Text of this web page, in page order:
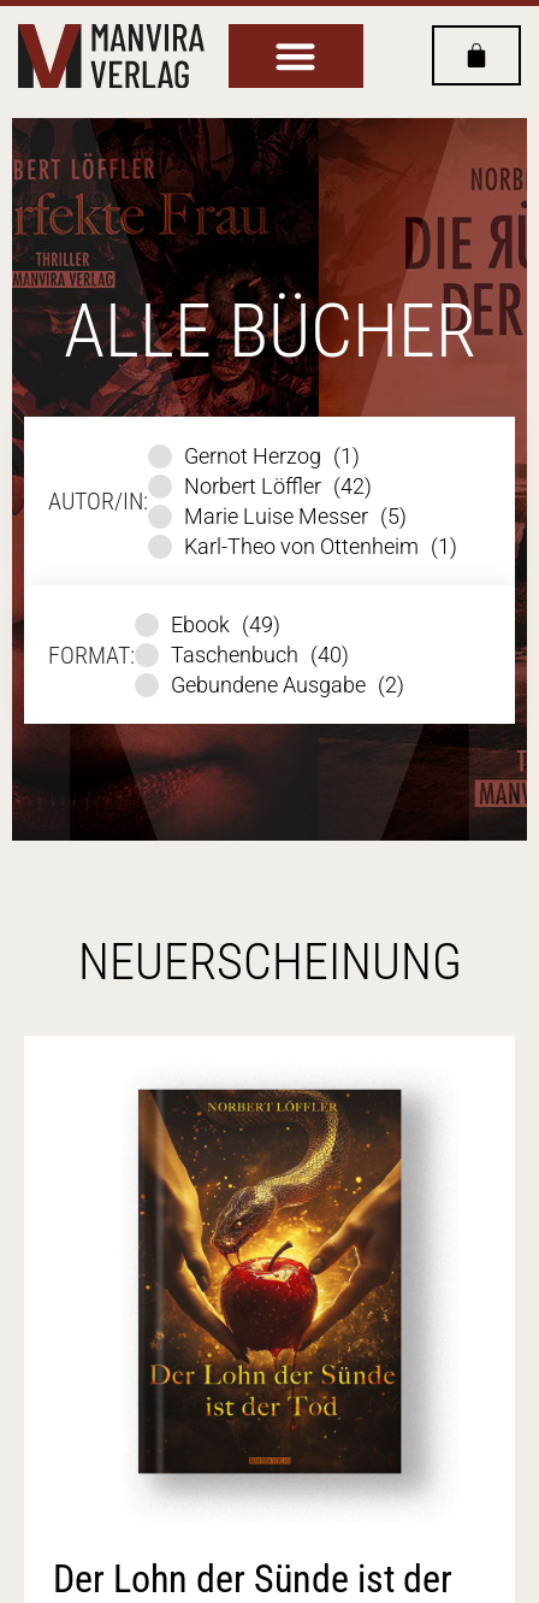
ALLE BÜCHER
AUTOR/IN:
Gernot Herzog (1)
Norbert Löffler (42)
Marie Luise Messer (5)
Karl-Theo von Ottenheim (1)
FORMAT:
Ebook (49)
Taschenbuch (40)
Gebundene Ausgabe (2)
NEU­ERSCHEINUNG
Der Lohn der Sünde ist der